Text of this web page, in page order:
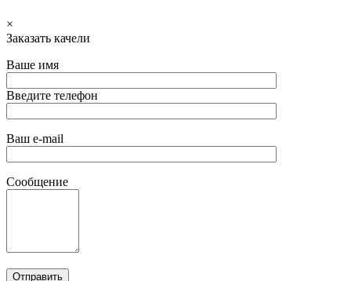
×
Заказать качели
Ваше имя
Введите телефон
Ваш e-mail
Сообщение